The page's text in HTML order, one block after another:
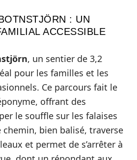
: UN
ACCESSIBLE
, un sentier de 3,2
pour les familles et les
Ce parcours fait le
offrant des
le souffle sur les falaises
chemin, bien balisé, traverse
et permet de s’arrêter à